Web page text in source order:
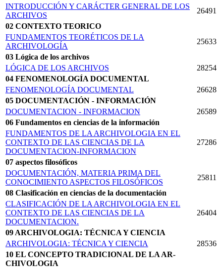
INTRODUCCIÓN Y CARÁCTER GENERAL DE LOS
ARCHIVOS
26491
02 CONTEXTO TEORICO
FUNDAMENTOS TEORÉTICOS DE LA
ARCHIVOLOGÍA
25633
03 Lógica de los archivos
LÓGICA DE LOS ARCHIVOS
28254
04 FENOMENOLOGÍA DOCUMENTAL
FENOMENOLOGÍA DOCUMENTAL
26628
05 DOCUMENTACIÓN - INFORMACIÓN
DOCUMENTACION - INFORMACION
26589
06 Fundamentos en ciencias de la información
FUNDAMENTOS DE LA ARCHIVOLOGIA EN EL
CONTEXTO DE LAS CIENCIAS DE LA
DOCUMENTACION-INFORMACION
27286
07 aspectos filosóficos
DOCUMENTACIÓN, MATERIA PRIMA DEL
CONOCIMIENTO ASPECTOS FILOSÓFICOS
25811
08 Clasificación en ciencias de la documentación
CLASIFICACIÓN DE LA ARCHIVOLOGIA EN EL
CONTEXTO DE LAS CIENCIAS DE LA
DOCUMENTACION.
26404
09 ARCHIVOLOGIA: TÉCNICA Y CIENCIA
ARCHIVOLOGIA: TÉCNICA Y CIENCIA
28536
10 EL CONCEPTO TRADICIONAL DE LA AR­
CHIVOLOGIA